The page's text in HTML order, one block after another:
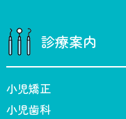
診療案内
小児矯正
小児歯科